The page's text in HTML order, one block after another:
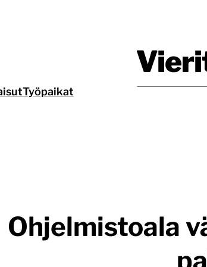
Työpaikat
Ohjelmistoala